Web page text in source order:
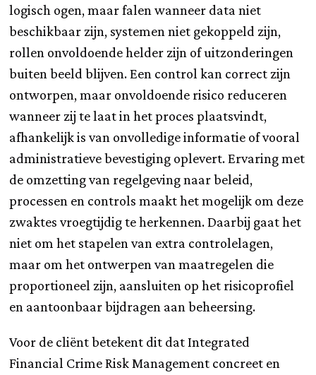
logisch ogen, maar falen wanneer data niet
beschikbaar zijn, systemen niet gekoppeld zijn,
rollen onvoldoende helder zijn of uitzonderingen
buiten beeld blijven. Een control kan correct zijn
ontworpen, maar onvoldoende risico reduceren
wanneer zij te laat in het proces plaatsvindt,
afhankelijk is van onvolledige informatie of vooral
administratieve bevestiging oplevert. Ervaring met
de omzetting van regelgeving naar beleid,
processen en controls maakt het mogelijk om deze
zwaktes vroegtijdig te herkennen. Daarbij gaat het
niet om het stapelen van extra controlelagen,
maar om het ontwerpen van maatregelen die
proportioneel zijn, aansluiten op het risicoprofiel
en aantoonbaar bijdragen aan beheersing.
Voor de cliënt betekent dit dat Integrated
Financial Crime Risk Management concreet en